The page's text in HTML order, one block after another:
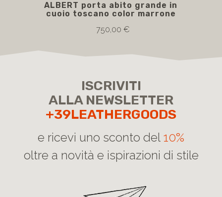
ALBERT porta abito grande in
cuoio toscano color marrone
750,00 €
ISCRIVITI
ALLA NEWSLETTER
+39LEATHERGOODS
e ricevi uno sconto del 10%
oltre a novità e ispirazioni di stile